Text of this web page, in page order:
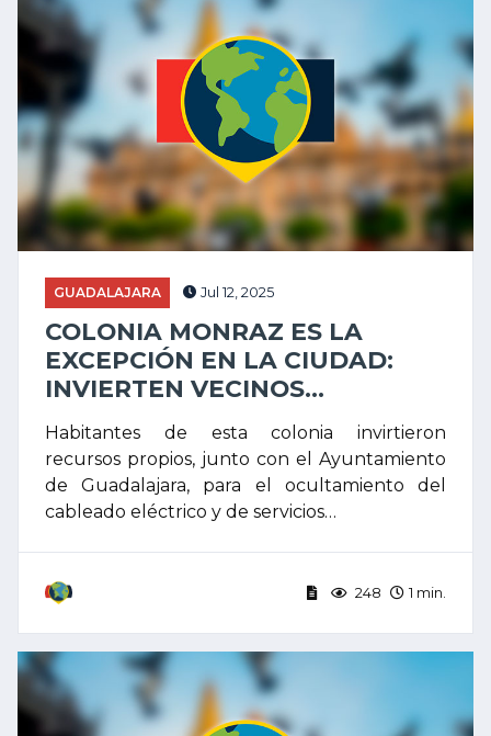
GUADALAJARA Jul 12, 2025
COLONIA MONRAZ ES LA
EXCEPCIÓN EN LA CIUDAD:
INVIERTEN VECINOS...
Habitantes de esta colonia invirtieron
recursos propios, junto con el Ayuntamiento
de Guadalajara, para el ocultamiento del
cableado eléctrico y de servicios…
248 1 min.